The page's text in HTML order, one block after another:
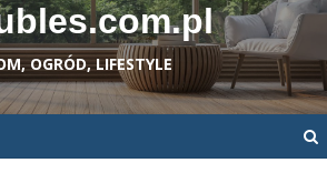
OGRÓD, LIFESTYLE